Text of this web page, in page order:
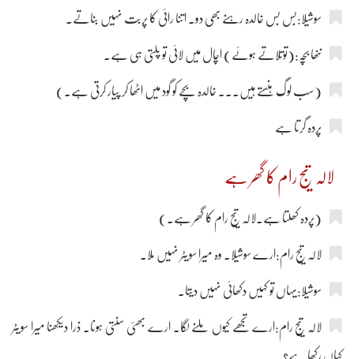
سوشیلا:بس بس خالدہ رہنے بھی دو۔ اتنا رائی کا پربت نہیں بناتے۔
ننھا بچہ:(توتلاتے ہوئے) اچال میں لائی تو پلتی ہی ہے۔
(سب لوگ ہنستے ہیں۔۔۔ خالدہ بچے کو گود میں اٹھا کر پیار کرتی ہے۔)
پردہ گرتا ہے
لالہ تیج رام کا گھر ہے
(پردہ کھلتا ہے۔لالہ تیج رام کا گھر ہے۔)
لالہ تیج رام:ارے سوشیلا۔ وہ میرا سویٹر نہیں ملا۔
سوشیلا:یہاں تو کہیں دکھائی نہیں دیتا۔
لالہ تیج رام:ارے تجھے کیوں ملنے لگا۔ ارے بھئی سنتی ہونا۔ ذرا دیکھنا میرا سویٹر
کہاں رکھا ہے؟